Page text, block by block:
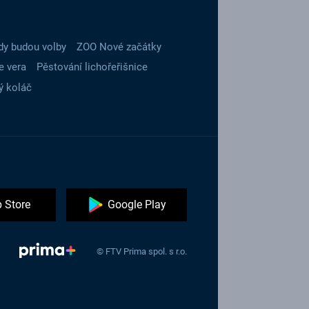
budou volby
ZOO Nové začátky
vera
Pěstování lichořeřišnice
koláč
Store Google Play
© FTV Prima spol. s r.o.